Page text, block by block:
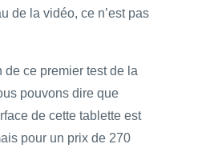
de la vidéo, ce n’est pas
ce premier test de la
pouvons dire que
de cette tablette est
pour un prix de 270